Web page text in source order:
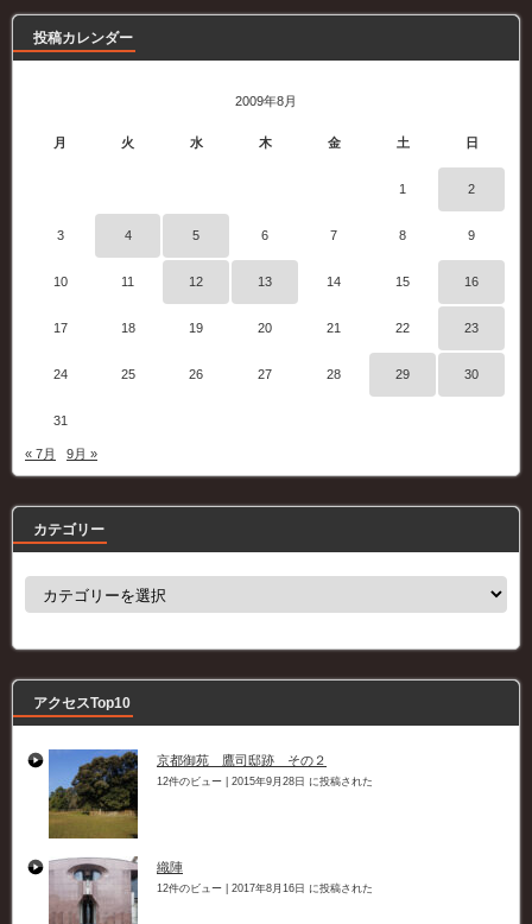
投稿カレンダー
2009年8月
月 火 水 木 金 土 日
1 2
3 4 5 6 7 8 9
10 11 12 13 14 15 16
17 18 19 20 21 22 23
24 25 26 27 28 29 30
31
« 7月 9月 »
カテゴリー
カ
ー
アクセスTop10
京都御苑 鷹司邸跡 その２
12件のビュー 2015年9月28日 に投稿された
織陣
12件のビュー 2017年8月16日 に投稿された